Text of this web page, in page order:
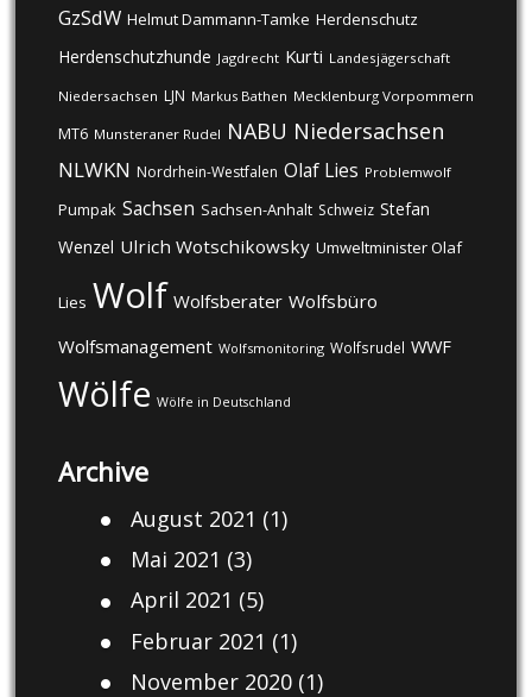
GzSdW Helmut Dammann-Tamke Herdenschutz
Herdenschutzhunde Jagdrecht Kurti Landesjägerschaft
Niedersachsen LJN Markus Bathen Mecklenburg Vorpommern
MT6 Munsteraner Rudel NABU Niedersachsen
NLWKN Nordrhein-Westfalen Olaf Lies Problemwolf
Pumpak Sachsen Sachsen-Anhalt Schweiz Stefan
Wenzel Ulrich Wotschikowsky Umweltminister Olaf
Lies Wolf Wolfsberater Wolfsbüro
Wolfsmanagement Wolfsmonitoring Wolfsrudel WWF
Wölfe Wölfe in Deutschland
Archive
August 2021 (1)
Mai 2021 (3)
April 2021 (5)
Februar 2021 (1)
November 2020(1)